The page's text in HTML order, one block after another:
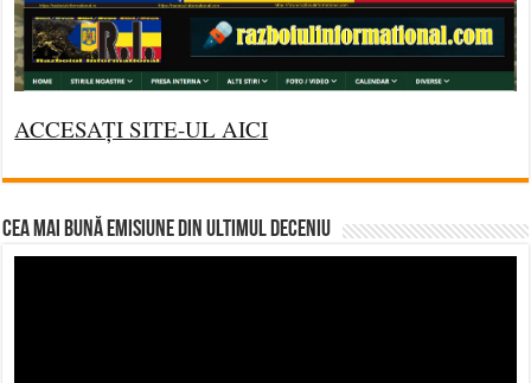
ACCESAȚI SITE-UL AICI
CEA MAI BUNĂ EMISIUNE DIN ULTIMUL DECENIU